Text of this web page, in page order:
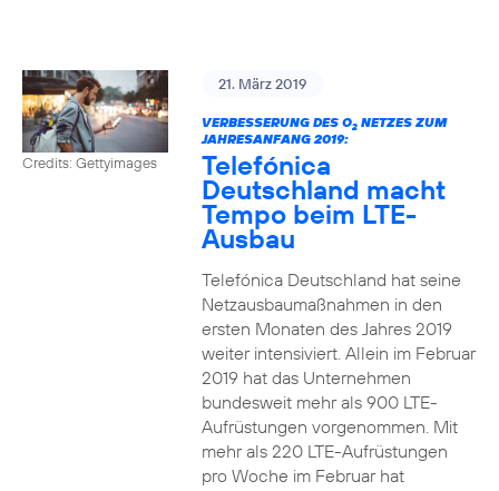
Credits: Gettyimages
21. März 2019
VERBESSERUNG DES O2NETZES ZUM
JAHRESANFANG 2019:
Telefónica
Deutschland macht
Tempo beim LTE-
Ausbau
Telefónica Deutschland hat seine
Netzausbaumaßnahmen in den
ersten Monaten des Jahres 2019
weiter intensiviert. Allein im Februar
2019 hat das Unternehmen
bundesweit mehr als 900 LTE-
Aufrüstungen vorgenommen. Mit
mehr als 220 LTE-Aufrüstungen
pro Woche im Februar hat